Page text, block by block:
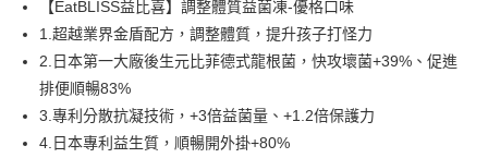
2.透過簡訊連結打開帳單後，可選擇「超商條碼／台灣大直營門市／銀行轉
帳／街口支付／iPASS MONEY」等通路繳費。
【注意事項】
1.本服務係由「台灣大哥大股份有限公司」（以下簡稱本公司）所提供，讓
用戶於交易時，得透過本服務購買商品或服務，並由商店將買賣／分期付款
【「AFTEE先享後付」結帳流程】
１．於結帳方式選擇「AFTEE先享後付」後，將跳轉至「AFTEE先享後付」
２．訂單成立數日內，您將收到繳費通知簡訊。
３．收到繳費通知簡訊後14天內，點擊此簡訊中的連結，可透過四大超商／
ATM／網路銀行／等多元方式進行付款，方視為交易完成。
※ 請注意：結帳手續完成當下不需立刻繳費，但若您需要取消訂單，請聯絡
購買商品的店家。未經商家同意取消之訂單仍視為有效，需透過AFTEE先享
每筆NT$100，滿NT$600(含以上)免運費
每筆NT$100，滿NT$600(含以上)免運費
萊爾富取貨付款
每筆NT$100，滿NT$600(含以上)免運費
【EatBLISS益比喜】調整體質益菌凍-優格口味
1.超越業界金盾配方，調整體質，提升孩子打怪力
2.日本第一大廠後生元比菲德式龍根菌，快攻壞菌+39%、促進
排便順暢83%
3.專利分散抗凝技術，+3倍益菌量、+1.2倍保護力
4.日本專利益生質，順暢開外掛+80%